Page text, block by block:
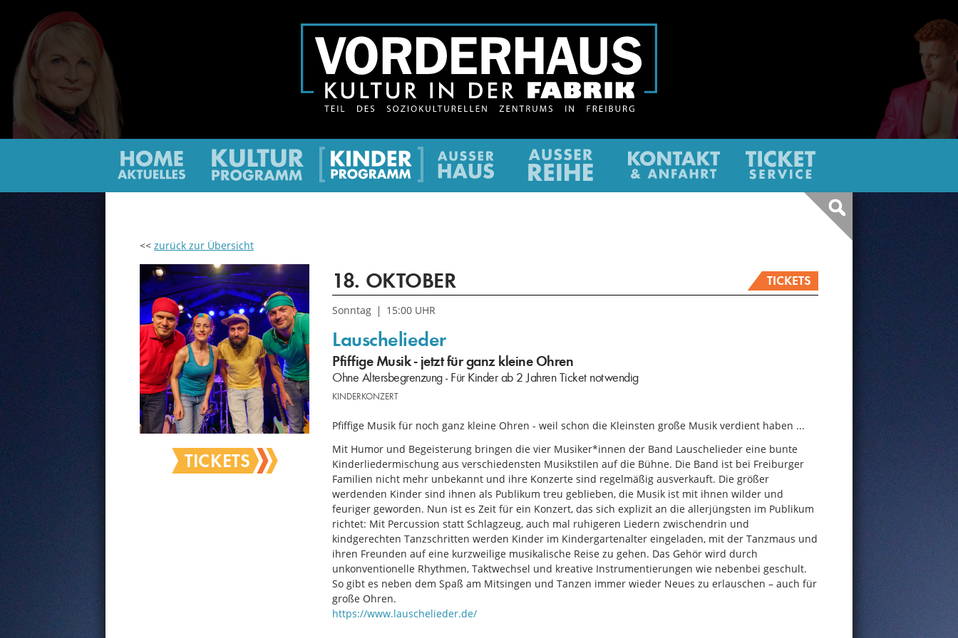
Kultur Kinderkultur
Ausser
Haus
newsletter
Kontakt
Ticketservice
<< zurück zur Übersicht
TICKETS
18. OKTOBER TICKETS
Sonntag 15:00 UHR
Lauschelieder
Pfiffige Musik - jetzt für ganz kleine Ohren
Ohne Altersbegrenzung - Für Kinder ab 2 Jahren Ticket notwendig
KINDERKONZERT
Pfiffige Musik für noch ganz kleine Ohren - weil schon die Kleinsten große Musik verdient haben ...
Mit Humor und Begeisterung bringen die vier Musiker*innen der Band Lauschelieder eine bunte
Kinderliedermischung aus verschiedensten Musikstilen auf die Bühne. Die Band ist bei Freiburger
Familien nicht mehr unbekannt und ihre Konzerte sind regelmäßig ausverkauft. Die größer
werdenden Kinder sind ihnen als Publikum treu geblieben, die Musik ist mit ihnen wilder und
feuriger geworden. Nun ist es Zeit für ein Konzert, das sich explizit an die allerjüngsten im Publikum
richtet: Mit Percussion statt Schlagzeug, auch mal ruhigeren Liedern zwischendrin und
kindgerechten Tanzschritten werden Kinder im Kindergartenalter eingeladen, mit der Tanzmaus und
ihren Freunden auf eine kurzweilige musikalische Reise zu gehen. Das Gehör wird durch
unkonventionelle Rhythmen, Taktwechsel und kreative Instrumentierungen wie nebenbei geschult.
So gibt es neben dem Spaß am Mitsingen und Tanzen immer wieder Neues zu erlauschen – auch für
große Ohren.
https://www.lauschelieder.de/